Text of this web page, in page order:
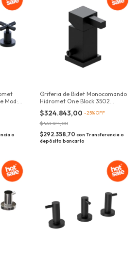
Mod:
o
Griferia de Bidet Monocomando
Hidromet One Block 3502
Negra
$324.843,00 -25%OFF
$433.124,00
$292.358,70 con Transferencia o
depósito bancario